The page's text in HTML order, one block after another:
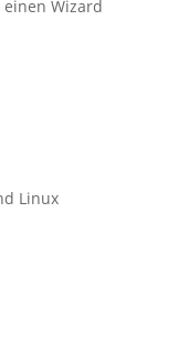
Wizard
Linux